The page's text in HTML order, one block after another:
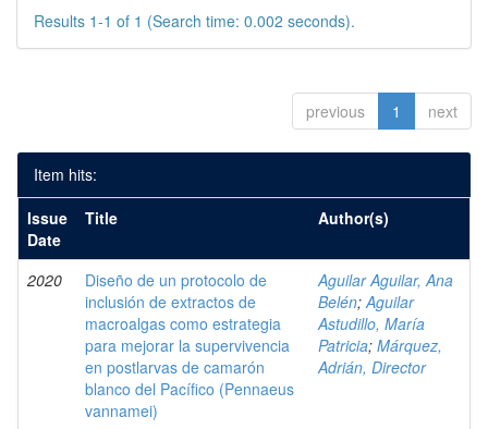
Results 1-1 of 1 (Search time: 0.002 seconds).
previous 1 next
Item hits:
Issue
Date
Title Author(s)
2020
Diseño de un protocolo de
inclusión de extractos de
macroalgas como estrategia
para mejorar la supervivencia
en postlarvas de camarón
blanco del Pacífico (Pennaeus
vannamei)
Aguilar Aguilar, Ana
Belén;Aguilar
Astudillo, María
Patricia; Márquez,
Adrián, Director